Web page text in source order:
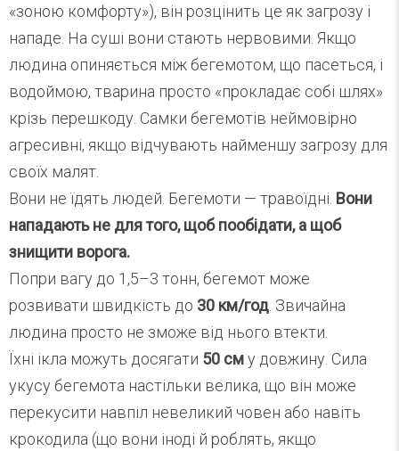
«зоною комфорту»), він розцінить це як загрозу і
нападе. На суші вони стають нервовими. Якщо
людина опиняється між бегемотом, що пасеться, і
водоймою, тварина просто «прокладає собі шлях»
крізь перешкоду. Самки бегемотів неймовірно
агресивні, якщо відчувають найменшу загрозу для
своїх малят.
Вони не їдять людей. Бегемоти — травоїдні. Вони
нападають не для того, щоб пообідати, а щоб
знищити ворога.
Попри вагу до 1,5–3 тонн, бегемот може
розвивати швидкість до 30 км/год . Звичайна
людина просто не зможе від нього втекти.
Їхні ікла можуть досягати 50 сму довжину. Сила
укусу бегемота настільки велика, що він може
перекусити навпіл невеликий човен або навіть
крокодила (що вони іноді й роблять, якщо